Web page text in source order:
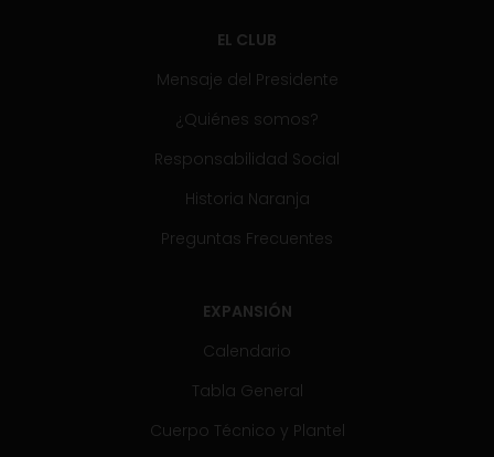
EL CLUB
Mensaje del Presidente
¿Quiénes somos?
Responsabilidad Social
Historia Naranja
Preguntas Frecuentes
EXPANSIÓN
Calendario
Tabla General
Cuerpo Técnico y Plantel